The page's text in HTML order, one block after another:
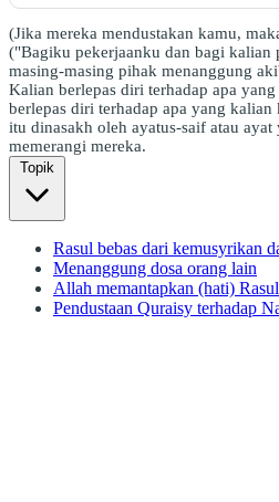
(Jika mereka mendustakan kamu,
("Bagiku pekerjaanku dan bagi kalian
masing-masing pihak menanggung
Kalian berlepas diri terhadap apa
berlepas diri terhadap apa yang
itu dinasakh oleh ayatus-saif atau
memerangi mereka.
Topik
Rasul bebas dari kemusyrikan
Menanggung dosa orang lain
Allah memantapkan (hati)
Pendustaan Quraisy terhadap